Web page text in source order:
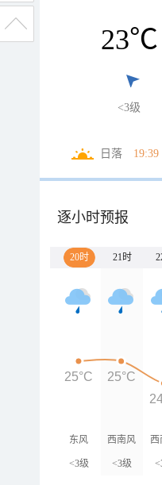
23℃
<3级
日落 19:39
逐小时预报
20时 21时
东风
<3级
西南风
<3级
西
25°C
25°C